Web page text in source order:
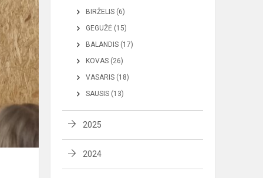
BIRŽELIS (6)
GEGUŽĖ (15)
BALANDIS (17)
KOVAS (26)
VASARIS (18)
SAUSIS (13)
2025
2024